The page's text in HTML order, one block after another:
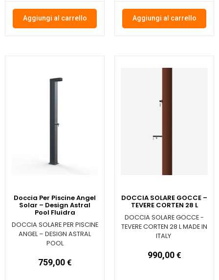
Aggiungi al carrello Aggiungi al carrello
Doccia Per Piscine Angel
Solar – Design Astral
Pool Fluidra
DOCCIA SOLARE PER PISCINE
ANGEL – DESIGN ASTRAL
POOL
759,00 €
DOCCIA SOLARE GOCCE –
TEVERE CORTEN 28 L
DOCCIA SOLARE GOCCE -
TEVERE CORTEN 28 L MADE IN
ITALY
990,00 €